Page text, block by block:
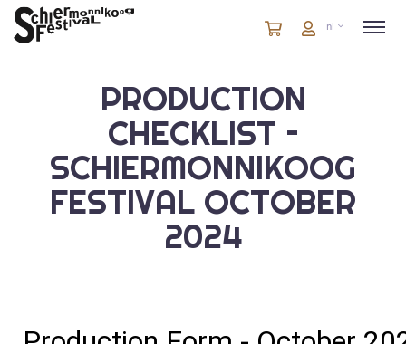
Winkelmandje
artikelen
Account
nl
PRODUCTION
CHECKLIST –
SCHIERMONNIKOOG
FESTIVAL OCTOBER
2024